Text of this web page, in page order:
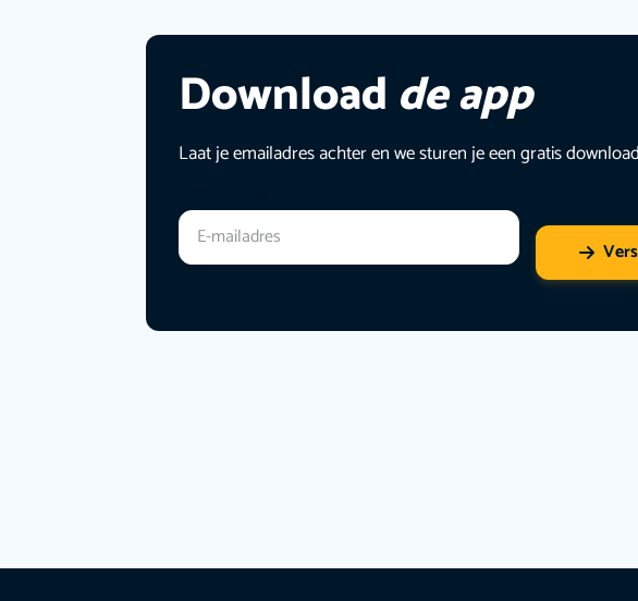
Download de app
Laat je emailadres achter en we sturen je een gratis